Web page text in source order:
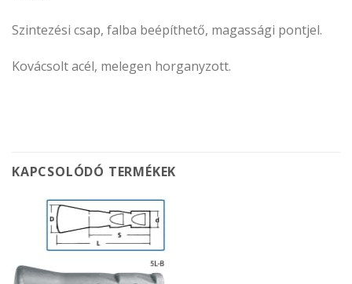
Szintezési csap, falba beépíthető, magassági pontjel.
Kovácsolt acél, melegen horganyzott.
KAPCSOLÓDÓ TERMÉKEK